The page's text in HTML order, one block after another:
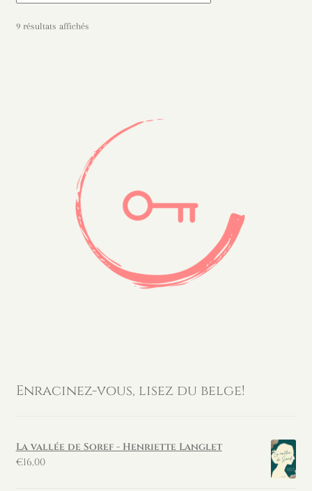
9 résultats affichésTrié
Enracinez-vous, lisez du belge!
La vallée de Soref - Henriette Langlet
€16,00